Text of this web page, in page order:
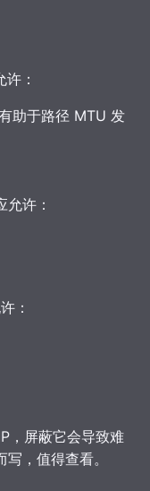
：
助于路径 MTU 发
许：
：
，屏蔽它会导致难
，值得查看。